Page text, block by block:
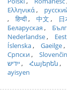
Ελληνικά
हिन्दी
中文
Беларуская
Nederlandse
Íslenska
Gaeilge
Српски
ייִדיש
Հայերեն
ayisyen